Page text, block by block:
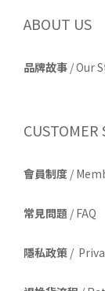
ABOUT US
品牌故事 /Our
CUSTOMER
會員制度 /
常見問題 / FAQ
隱私政策 /